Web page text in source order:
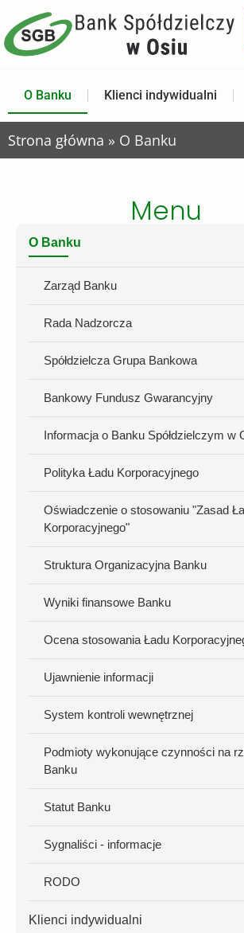
O Banku Klienci indywidualni
Strona główna » O Banku
Menu
O Banku
Zarząd Banku
Rada Nadzorcza
Spółdzielcza Grupa Bankowa
Bankowy Fundusz Gwarancyjny
Informacja o Banku Spółdzielczym w
Polityka Ładu Korporacyjnego
Oświadczenie o stosowaniu "Zasad
Korporacyjnego"
Struktura Organizacyjna Banku
Wyniki finansowe Banku
Ocena stosowania Ładu
Ujawnienie informacji
System kontroli wewnętrznej
Podmioty wykonujące czynności na
Banku
Statut Banku
Sygnaliści - informacje
RODO
Klienci indywidualni